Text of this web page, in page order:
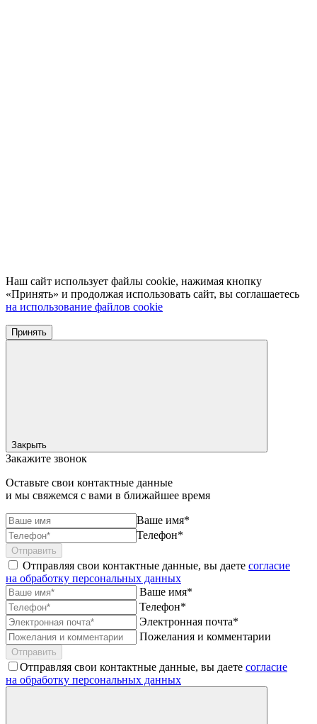
Наш сайт использует файлы cookie, нажимая кнопку
«Принять» и продолжая использовать сайт, вы соглашаетесь
на использование файлов cookie
Принять
Закрыть
Закажите звонок
Оставьте свои контактные данные
и мы свяжемся с вами в ближайшее время
Ваше имя*
Телефон*
Отправить
Отправляя свои контактные данные, вы даете согласие
на обработку персональных данных
Ваше имя*
Телефон*
Электронная почта*
Пожелания и комментарии
Отправить
Отправляя свои контактные данные, вы даете согласие
на обработку персональных данных